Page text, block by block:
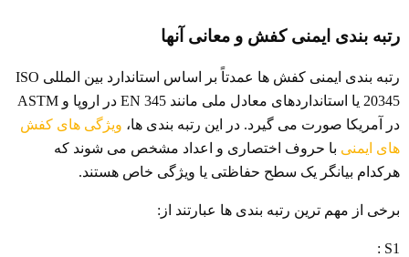
رتبه بندی ایمنی کفش و معانی آنها
رتبه بندی ایمنی کفش ها عمدتاً بر اساس استاندارد بین المللی ISO
20345 یا استانداردهای معادل ملی مانند EN 345 در اروپا و ASTM
در آمریکا صورت می گیرد. در این رتبه بندی ها، ویژگی های کفش
های ایمنی با حروف اختصاری و اعداد مشخص می شوند که
هرکدام بیانگر یک سطح حفاظتی یا ویژگی خاص هستند.
برخی از مهم ترین رتبه بندی ها عبارتند از:
S1 :